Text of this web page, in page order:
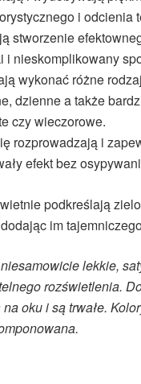
i odcienia
stworzenie
i nieskomplikowany
wykonać różne
dzienne a także
czy wieczorowe.
rozprowadzają i
efekt bez
podkreślają
im
lekkie,
rozświetlenia.
oku i są trwałe.